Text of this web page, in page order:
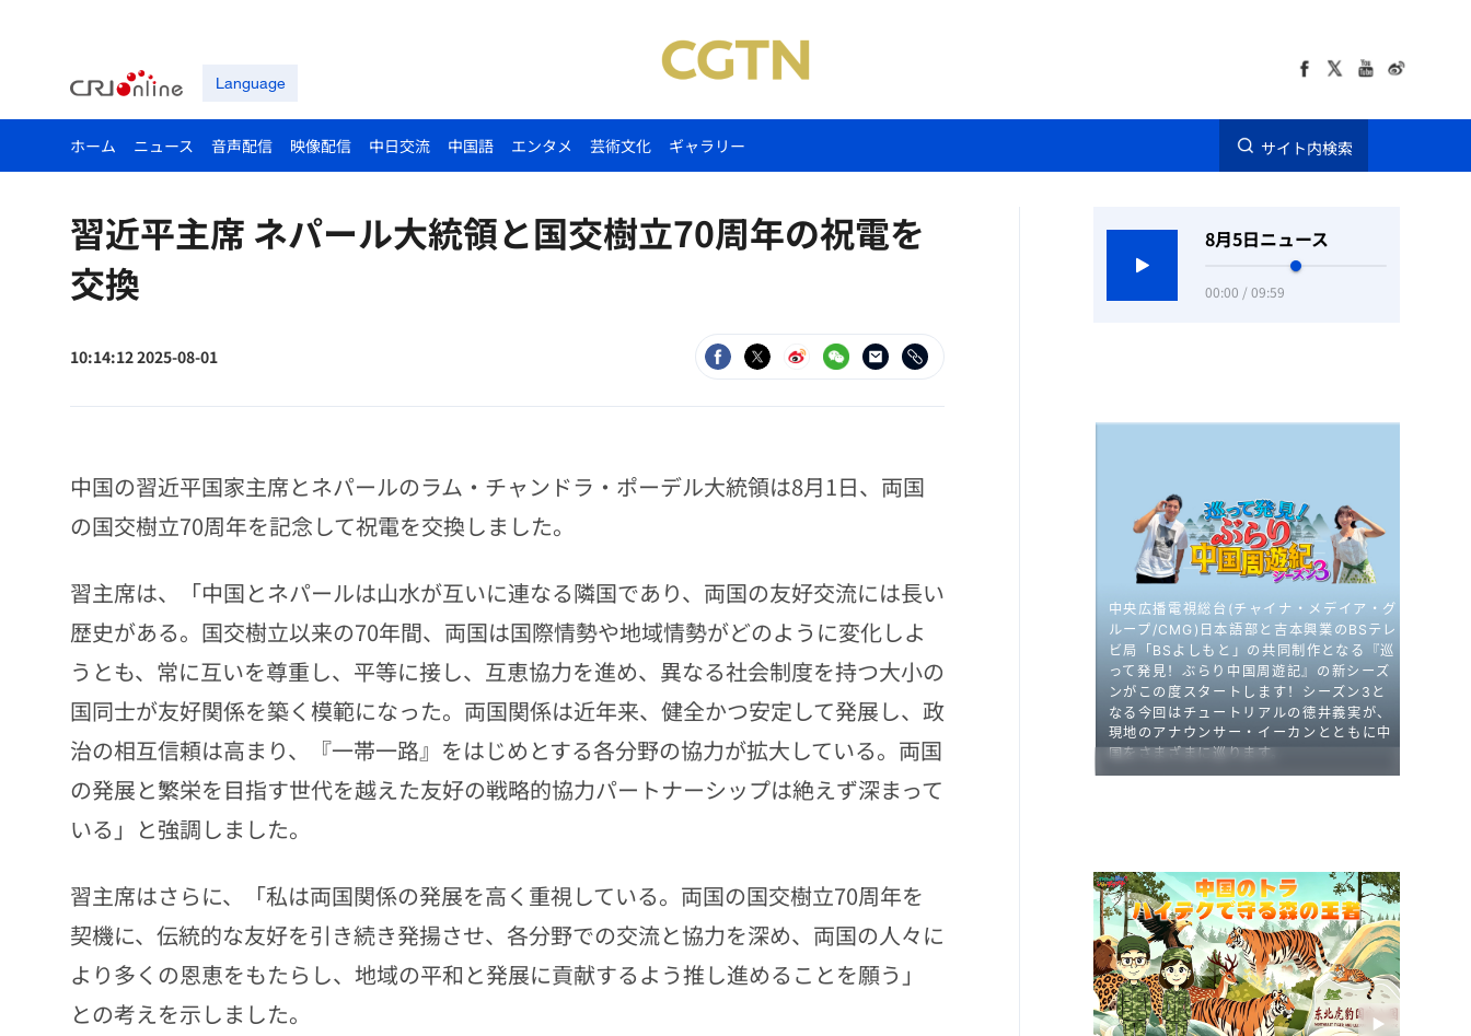
Language
ホーム ニュース 音声配信 映像配信 中日交流 中国語 エンタメ 芸術文化 ギャラリー サイト内検索
習近平主席 ネパール大統領と国交樹立70周年の祝電を
交換
10:14:12 2025-08-01
中国の習近平国家主席とネパールのラム・チャンドラ・ポーデル大統領は8月1日、両国
の国交樹立70周年を記念して祝電を交換しました。
習主席は、「中国とネパールは山水が互いに連なる隣国であり、両国の友好交流には長い
歴史がある。国交樹立以来の70年間、両国は国際情勢や地域情勢がどのように変化しよ
うとも、常に互いを尊重し、平等に接し、互恵協力を進め、異なる社会制度を持つ大小の
国同士が友好関係を築く模範になった。両国関係は近年来、健全かつ安定して発展し、政
治の相互信頼は高まり、『一帯一路』をはじめとする各分野の協力が拡大している。両国
の発展と繁栄を目指す世代を越えた友好の戦略的協力パートナーシップは絶えず深まって
いる」と強調しました。
習主席はさらに、「私は両国関係の発展を高く重視している。両国の国交樹立70周年を
契機に、伝統的な友好を引き続き発揚させ、各分野での交流と協力を深め、両国の人々に
より多くの恩恵をもたらし、地域の平和と発展に貢献するよう推し進めることを願う」
との考えを示しました。
8月5日ニュース
00:00 / 09:59